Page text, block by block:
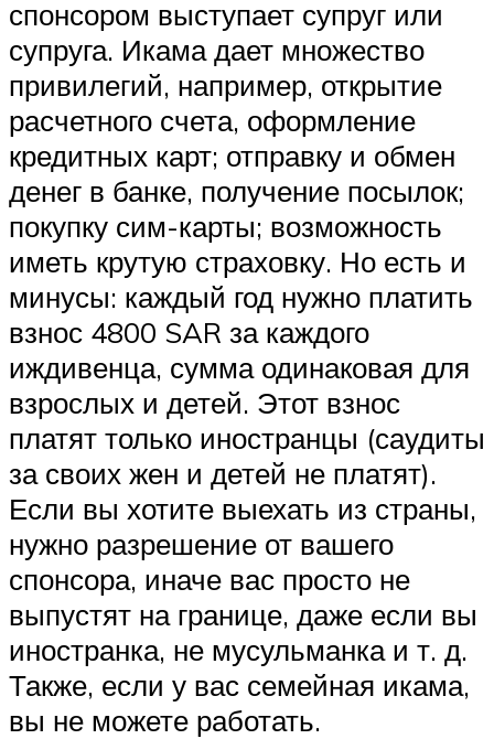
спонсором выступает супруг или
супруга. Икама дает множество
привилегий, например, открытие
расчетного счета, оформление
кредитных карт; отправку и обмен
денег в банке, получение посылок;
покупку сим-карты; возможность
иметь крутую страховку. Но есть и
минусы: каждый год нужно платить
взнос 4800 SAR за каждого
иждивенца, сумма одинаковая для
взрослых и детей. Этот взнос
платят только иностранцы (саудиты
за своих жен и детей не платят).
Если вы хотите выехать из страны,
нужно разрешение от вашего
спонсора, иначе вас просто не
выпустят на границе, даже если вы
иностранка, не мусульманка и т. д.
Также, если у вас семейная икама,
вы не можете работать.